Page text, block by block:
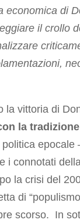
economica di
il crollo
la vittoria di
la tradizione
epocale
i connotati
la crisi del
di
scorso. In